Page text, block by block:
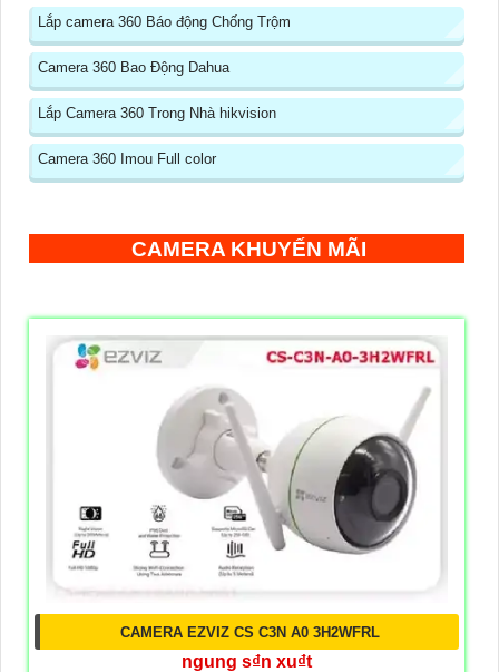
Lắp camera 360 Báo động Chống Trộm
Camera 360 Bao Động Dahua
Lắp Camera 360 Trong Nhà hikvision
Camera 360 Imou Full color
CAMERA KHUYẾN MÃI
CAMERA EZVIZ CS C3N A0 3H2WFRL
ngung s₫n xu₫t